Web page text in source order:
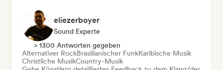
eliezerboyer
Sound Experte
> 1300 Antworten gegeben
Alternativer RockBrasilianischer FunkKaribische Musik
Christliche MusikCountry-Musik